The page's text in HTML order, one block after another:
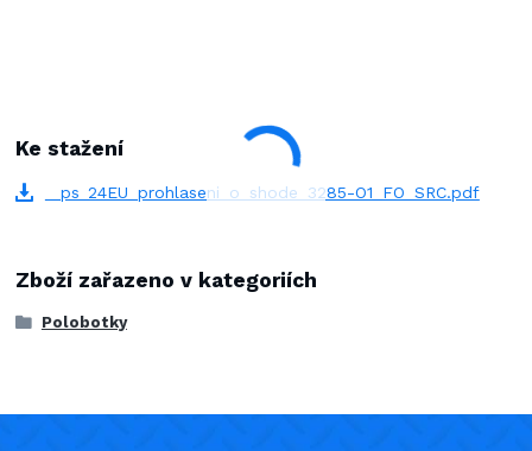
Ke stažení
_ps_24EU_prohlaseni_o_shode_3285-O1_FO_SRC.pdf
Zboží zařazeno v kategoriích
Polobotky